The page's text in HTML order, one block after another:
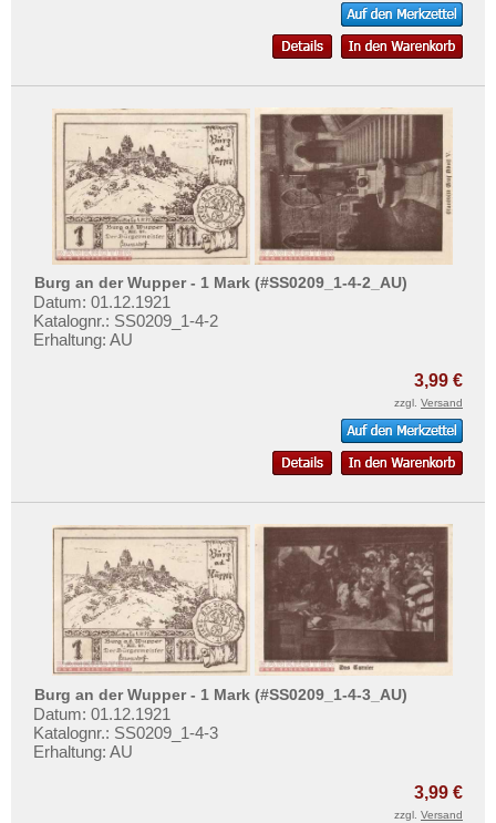
Burg an der Wupper - 1 Mark (#SS0209_1-4-2_AU)
Datum: 01.12.1921
Katalognr.: SS0209_1-4-2
Erhaltung: AU
3,99 €
zzgl. Versand
Burg an der Wupper - 1 Mark (#SS0209_1-4-3_AU)
Datum: 01.12.1921
Katalognr.: SS0209_1-4-3
Erhaltung: AU
3,99 €
zzgl. Versand